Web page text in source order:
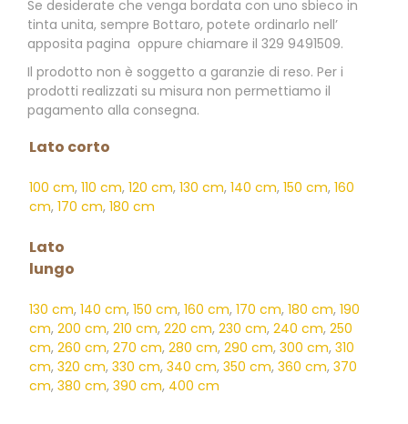
Se desiderate che venga bordata con uno sbieco in
tinta unita, sempre Bottaro, potete ordinarlo nell’
apposita pagina oppure chiamare il 329 9491509.
Il prodotto non è soggetto a garanzie di reso. Per i
prodotti realizzati su misura non permettiamo il
pagamento alla consegna.
Lato corto
100 cm, 110 cm, 120 cm, 130 cm, 140 cm, 150 cm, 160
cm, 170 cm, 180 cm
Lato
lungo
130 cm, 140 cm, 150 cm, 160 cm, 170 cm, 180 cm, 190
cm, 200 cm, 210 cm, 220 cm, 230 cm, 240 cm, 250
cm, 260 cm, 270 cm, 280 cm, 290 cm, 300 cm, 310
cm, 320 cm, 330 cm, 340 cm, 350 cm, 360 cm, 370
cm, 380 cm, 390 cm, 400 cm